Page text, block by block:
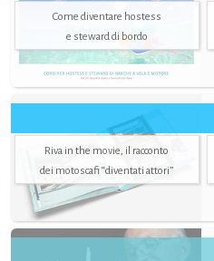
Come diventare hostess
e steward di bordo
Riva in the movie, il racconto
dei motoscafi “diventati attori”